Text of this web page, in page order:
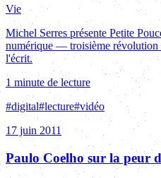
Vie
Michel Serres présente Petite
numérique — troisième révolution
l'écrit.
1 minute de lecture
#digital#lecture#vidéo
17 juin 2011
Paulo Coelho sur la peur